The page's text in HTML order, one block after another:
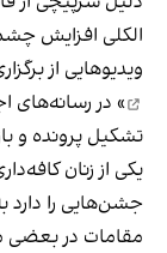
الکلی افزایش
ویدیوهایی از
» در رسانه‌های
تشکیل پرونده و
یکی از زنان
جشن‌هایی را دارد
مقامات در بعضی